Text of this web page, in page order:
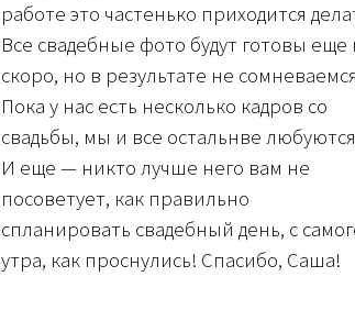
работе это частенько приходится
Все свадебные фото будут готовы еще
скоро, но в результате не
Пока у нас есть несколько кадров со
свадьбы, мы и все остальнве
И еще — никто лучше него вам не
посоветует, как правильно
спланировать свадебный день, с
утра, как проснулись! Спасибо, Саша!